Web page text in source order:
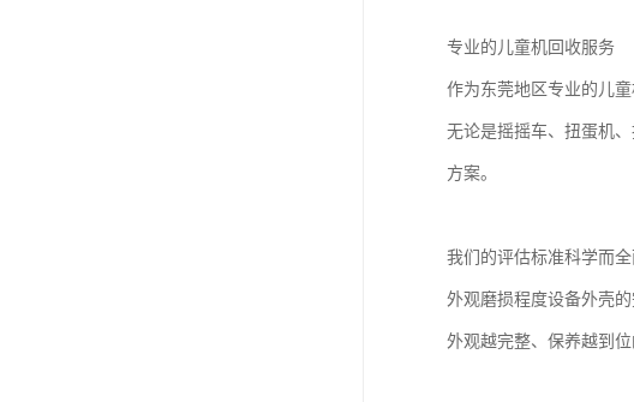
专业的儿童机回收服务
作为东莞地区专业的儿
无论是摇摇车、扭蛋机
方案。
我们的评估标准科学而
外观磨损程度设备外壳
外观越完整、保养越到